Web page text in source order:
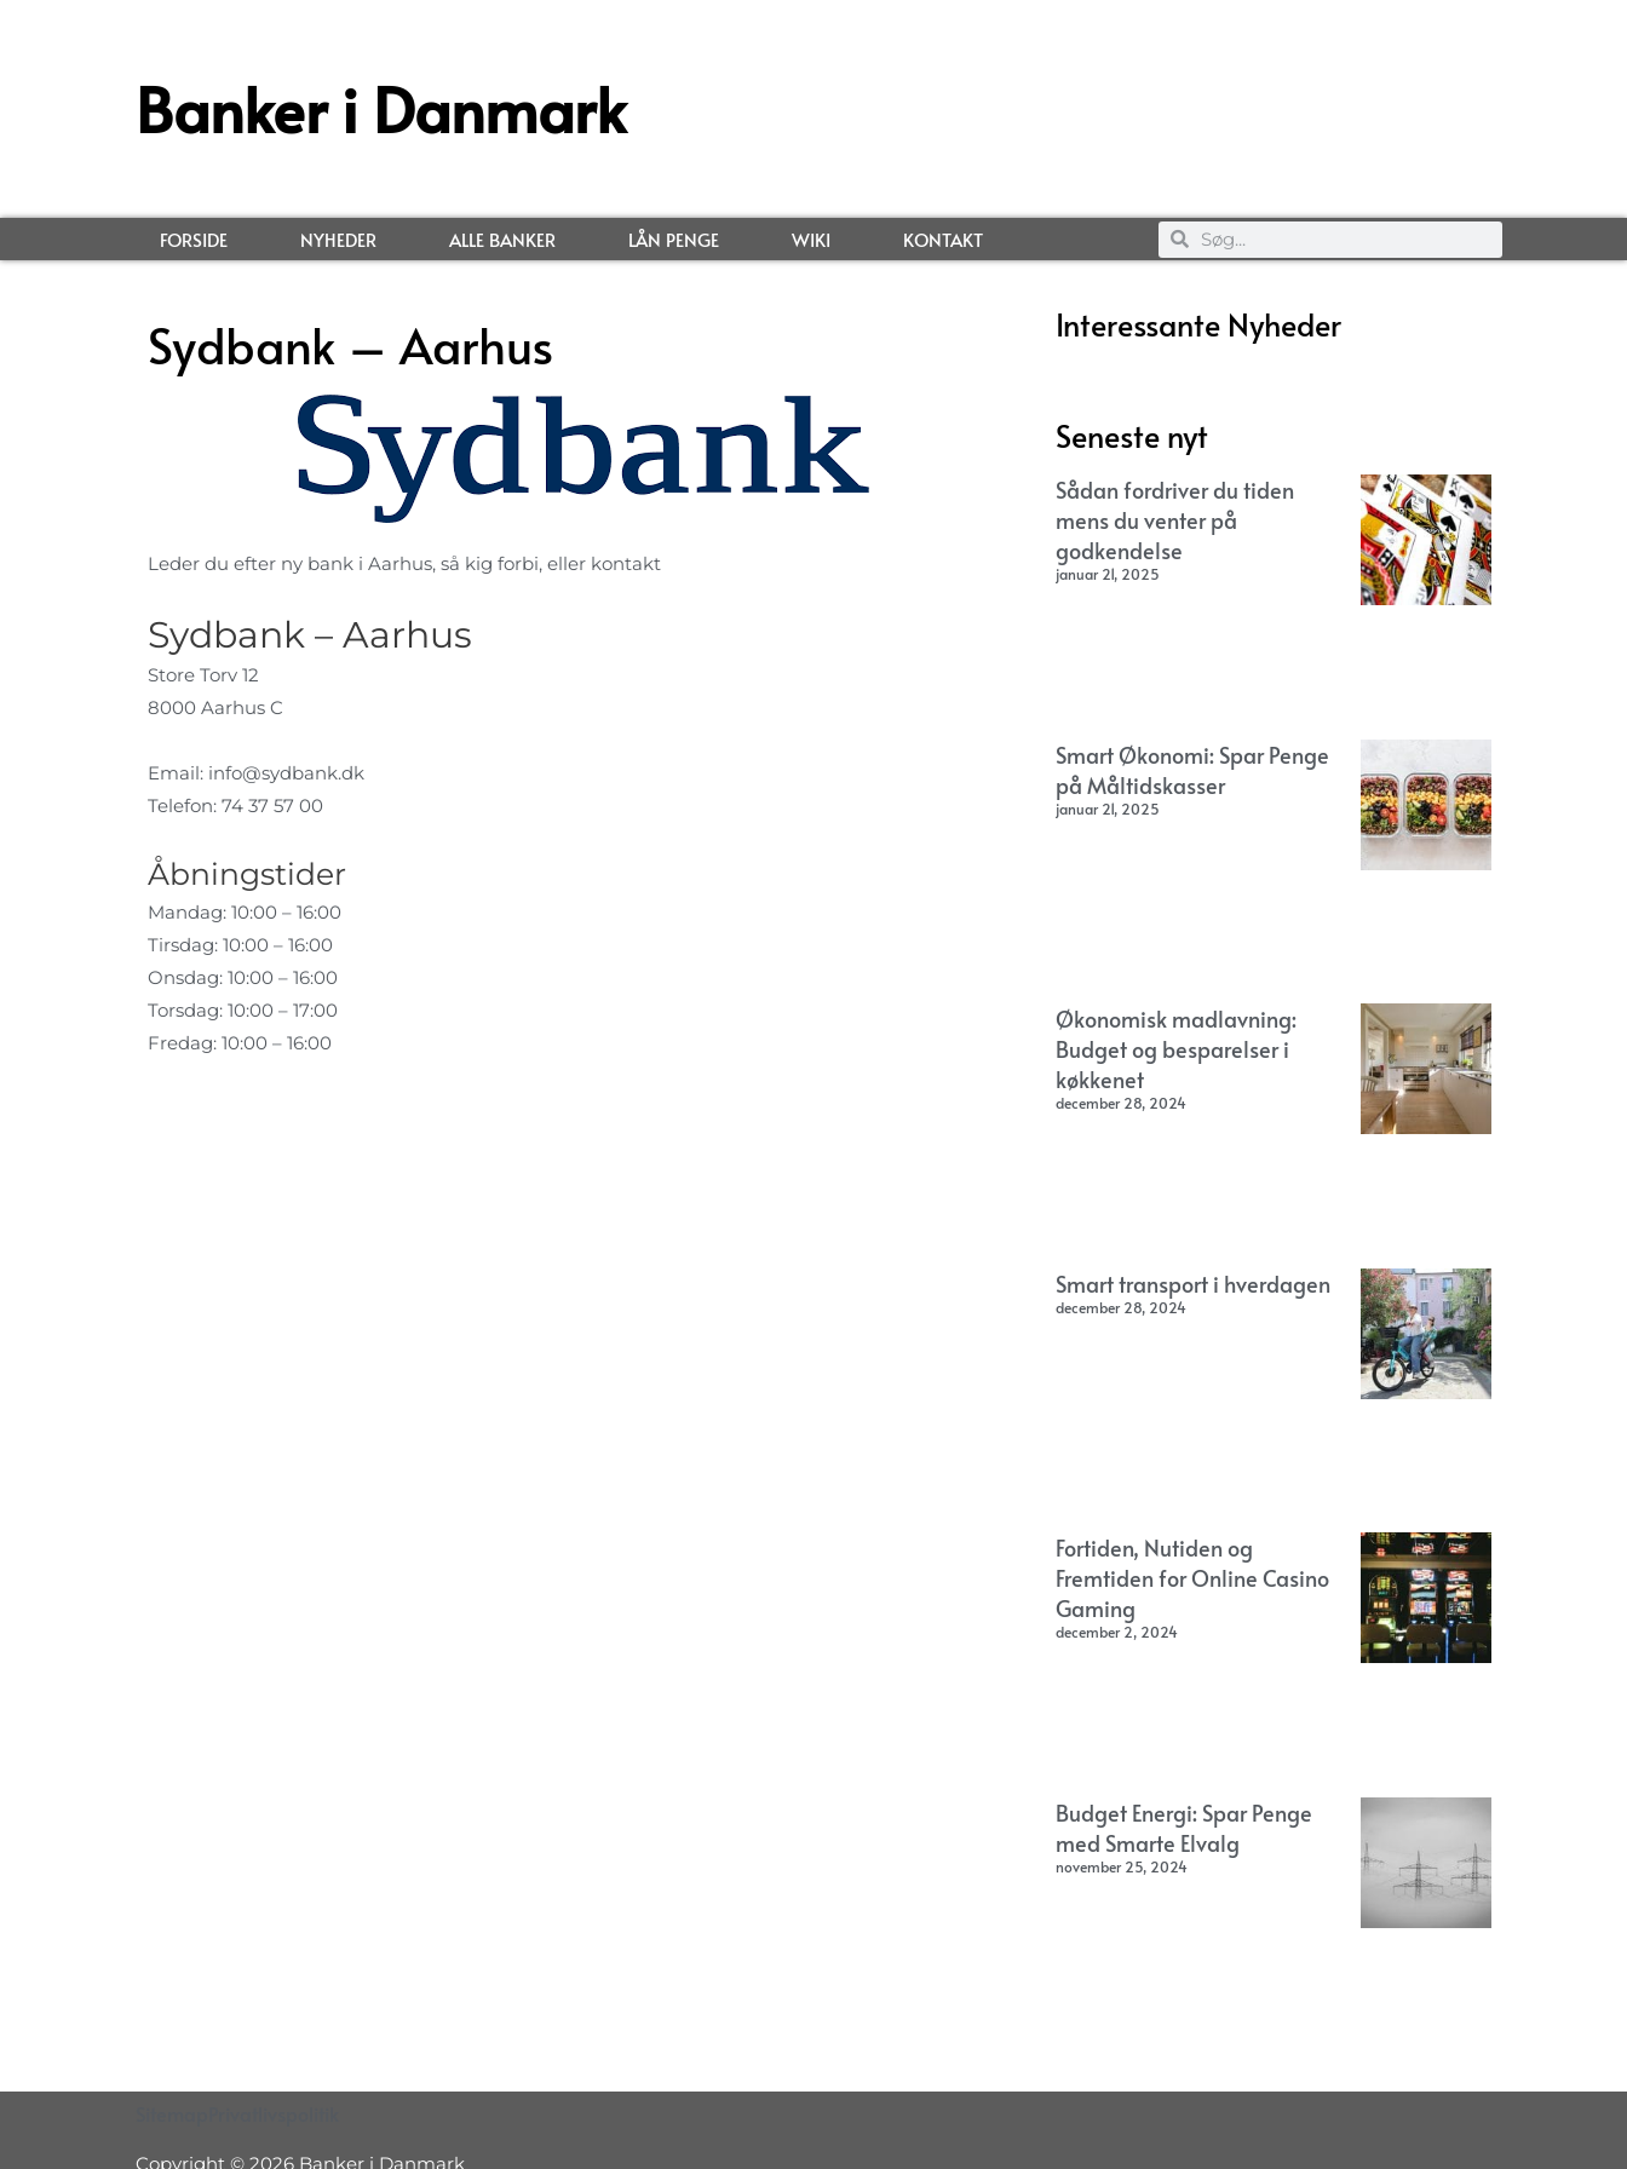
Banker i Danmark
FORSIDE NYHEDER ALLE BANKER LÅN PENGE WIKI KONTAKT
Sydbank – Aarhus
Leder du efter ny bank i Aarhus, så kig forbi, eller kontakt
Sydbank – Aarhus
Store Torv 12
8000 Aarhus C
Email: info@sydbank.dk
Telefon: 74 37 57 00
Åbningstider
Mandag: 10:00 – 16:00
Tirsdag: 10:00 – 16:00
Onsdag: 10:00 – 16:00
Torsdag: 10:00 – 17:00
Fredag: 10:00 – 16:00
Interessante Nyheder
Seneste nyt
Sådan fordriver du tiden
mens du venter på
godkendelse
januar 21, 2025
Smart Økonomi: Spar Penge
på Måltidskasser
januar 21, 2025
Økonomisk madlavning:
Budget og besparelser i
køkkenet
december 28, 2024
Smart transport i hverdagen
december 28, 2024
Fortiden, Nutiden og
Fremtiden for Online Casino
Gaming
december 2, 2024
Budget Energi: Spar Penge
med Smarte Elvalg
november 25, 2024
Copyright © 2026 Banker i Danmark